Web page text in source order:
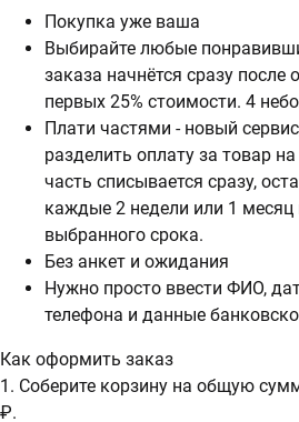
Покупка уже ваша
Выбирайте любые
заказа начнётся сразу
первых 25% стоимости. 4
Плати частями - новый
разделить оплату за товар
часть списывается сразу,
каждые 2 недели или 1 месяц
выбранного срока.
Без анкет и ожидания
Нужно просто ввести ФИО,
телефона и данные
Как оформить заказ
1. Соберите корзину на общую
₽.